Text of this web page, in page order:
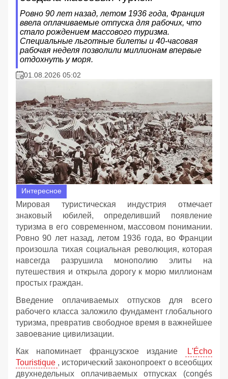
Ровно 90 лет назад, летом 1936 года, Франция
ввела оплачиваемые отпуска для рабочих, что
стало рождением массового туризма.
Специальные льготные билеты и 40-часовая
рабочая неделя позволили миллионам впервые
отдохнуть у моря.
01.08.2026 05:02
Интересное
Мировая туристическая индустрия отмечает
знаковый юбилей, определивший появление
туризма в его современном, массовом понимании.
Ровно 90 лет назад, летом 1936 года, во Франции
произошла тихая социальная революция, которая
навсегда разрушила монополию элиты на
путешествия и открыла дорогу к морю миллионам
простых граждан.
Введение оплачиваемых отпусков для всего
рабочего класса заложило фундамент глобального
туризма, превратив свободное время в важнейшее
завоевание цивилизации.
Как напоминает французское издание
L'Écho
Touristique , исторический законопроект о всеобщих
двухнедельных оплачиваемых отпусках (congés